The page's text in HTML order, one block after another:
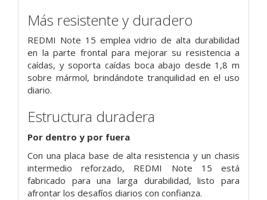
Más resistente y duradero
REDMI Note 15 emplea vidrio de alta durabilidad
en la parte frontal para mejorar su resistencia a
caídas, y soporta caídas boca abajo desde 1,8 m
sobre mármol, brindándote tranquilidad en el uso
diario.
Estructura duradera
Por dentro y por fuera
Con una placa base de alta resistencia y un chasis
intermedio reforzado, REDMI Note 15 está
fabricado para una larga durabilidad, listo para
afrontar los desafíos diarios con confianza.